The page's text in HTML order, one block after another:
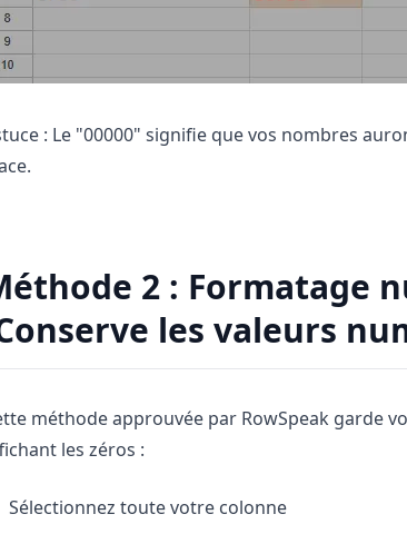
: Le "00000" signifie que vos nombres
2 : Formatage
les valeurs
méthode approuvée par RowSpeak garde
les zéros :
Sélectionnez toute votre colonne